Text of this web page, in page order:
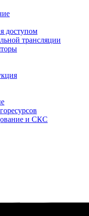
доступом
трансляции
и СКС